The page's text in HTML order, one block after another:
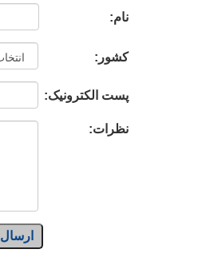
نام:
کشور:
پست الکترونیک:
نظرات:
ارسال